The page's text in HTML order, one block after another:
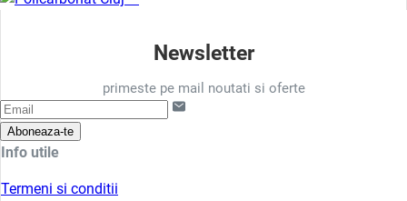
Newsletter
primeste pe mail noutati si oferte
Aboneaza-te
Info utile
Termeni si conditii